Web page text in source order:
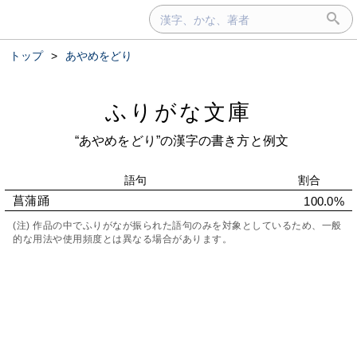
トップ > あやめをどり
ふりがな文庫
“あやめをどり”の漢字の書き方と例文
語句 割合
菖蒲踊 100.0%
(注) 作品の中でふりがなが振られた語句のみを対象としているため、一般
的な用法や使用頻度とは異なる場合があります。